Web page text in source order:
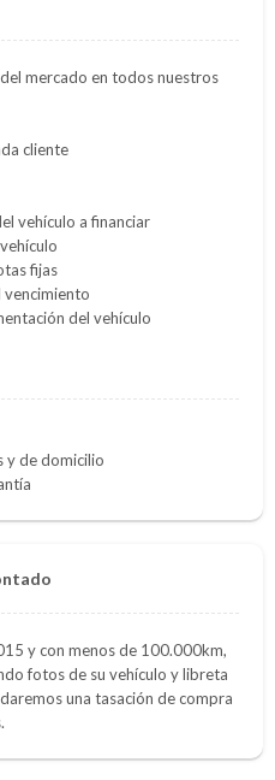
mercado en todos nuestros
cliente
vehículo a financiar
fijas
vencimiento
del vehículo
y de domicilio
y con menos de 100.000km,
fotos de su vehículo y libreta
una tasación de compra